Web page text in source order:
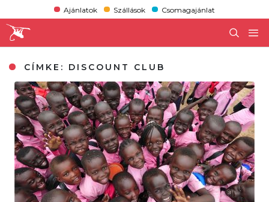
Ajánlatok Szállások Csomagajánlat
CÍMKE: DISCOUNT CLUB